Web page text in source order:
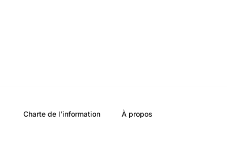
Charte de l’information À propos